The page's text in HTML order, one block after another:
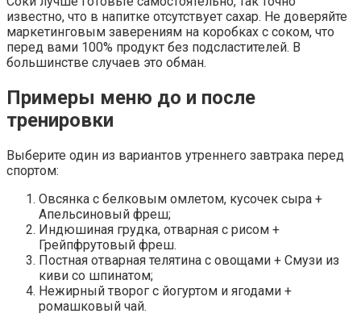
известно, что в напитке отсутствует сахар. Не доверяйте
маркетинговым заверениям на коробках с соком, что
перед вами 100% продукт без подсластителей. В
большинстве случаев это обман.
Примеры меню до и после
тренировки
Выберите один из вариантов утреннего завтрака перед
спортом:
Овсянка с белковым омлетом, кусочек сыра +
Апельсиновый фреш;
Индюшиная грудка, отварная с рисом +
Грейпфрутовый фреш.
Постная отварная телятина с овощами + Смузи из
киви со шпинатом;
Нежирный творог с йогуртом и ягодами +
ромашковый чай.